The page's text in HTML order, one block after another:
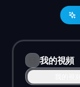
我的視頻